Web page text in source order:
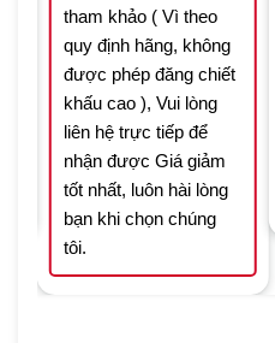
tham khảo ( Vì theo
quy định hãng, không
được phép đăng chiết
khấu cao ), Vui lòng
liên hệ trực tiếp để
nhận được Giá giảm
tốt nhất, luôn hài lòng
bạn khi chọn chúng
tôi.